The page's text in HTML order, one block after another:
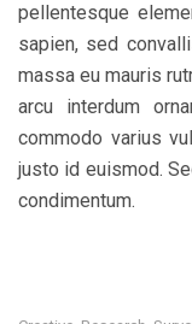
pellentesque
sapien, sed
massa eu mauris
arcu interdum
commodo varius
justo id euismod.
condimentum.